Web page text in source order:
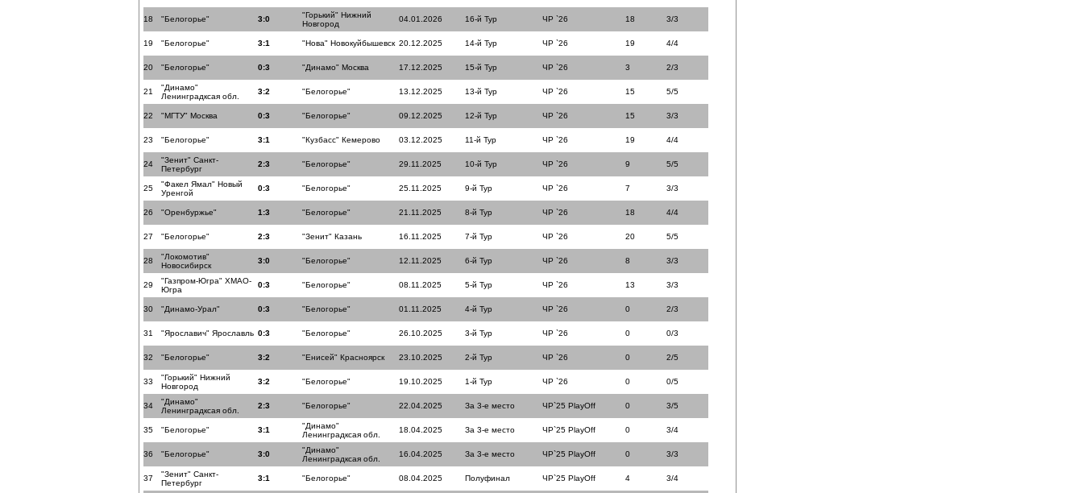
18 "Белогорье" 3:0
"Горький" Нижний
Новгород
04.01.2026 16-й Тур ЧР `26 18 3/3
19 "Белогорье" 3:1 "Нова" Новокуйбышевск 20.12.2025 14-й Тур ЧР `26 19 4/4
20 "Белогорье" 0:3 "Динамо" Москва 17.12.2025 15-й Тур ЧР `26 3 2/3
21
"Динамо"
Ленинградксая обл.
3:2 "Белогорье" 13.12.2025 13-й Тур ЧР `26 15 5/5
22 "МГТУ" Москва 0:3 "Белогорье" 09.12.2025 12-й Тур ЧР `26 15 3/3
23 "Белогорье" 3:1 "Кузбасс" Кемерово 03.12.2025 11-й Тур ЧР `26 19 4/4
24
"Зенит" Санкт-
Петербург
2:3 "Белогорье" 29.11.2025 10-й Тур ЧР `26 9 5/5
25
"Факел Ямал" Новый
Уренгой
0:3 "Белогорье" 25.11.2025 9-й Тур ЧР `26 7 3/3
26 "Оренбуржье" 1:3 "Белогорье" 21.11.2025 8-й Тур ЧР `26 18 4/4
27 "Белогорье" 2:3 "Зенит" Казань 16.11.2025 7-й Тур ЧР `26 20 5/5
28
"Локомотив"
Новосибирск
3:0 "Белогорье" 12.11.2025 6-й Тур ЧР `26 8 3/3
29
"Газпром-Югра" ХМАО-
Югра
0:3 "Белогорье" 08.11.2025 5-й Тур ЧР `26 13 3/3
30 "Динамо-Урал" 0:3 "Белогорье" 01.11.2025 4-й Тур ЧР `26 0 2/3
31 "Ярославич" Ярославль 0:3 "Белогорье" 26.10.2025 3-й Тур ЧР `26 0 0/3
32 "Белогорье" 3:2 "Енисей" Красноярск 23.10.2025 2-й Тур ЧР `26 0 2/5
33
"Горький" Нижний
Новгород
3:2 "Белогорье" 19.10.2025 1-й Тур ЧР `26 0 0/5
34
"Динамо"
Ленинградксая обл.
2:3 "Белогорье" 22.04.2025 За 3-е место ЧР`25 PlayOff 0 3/5
35 "Белогорье" 3:1
"Динамо"
Ленинградксая обл.
18.04.2025 За 3-е место ЧР`25 PlayOff 0 3/4
36 "Белогорье" 3:0
"Динамо"
Ленинградксая обл.
16.04.2025 За 3-е место ЧР`25 PlayOff 0 3/3
37
"Зенит" Санкт-
Петербург
3:1 "Белогорье" 08.04.2025 Полуфинал ЧР`25 PlayOff 4 3/4